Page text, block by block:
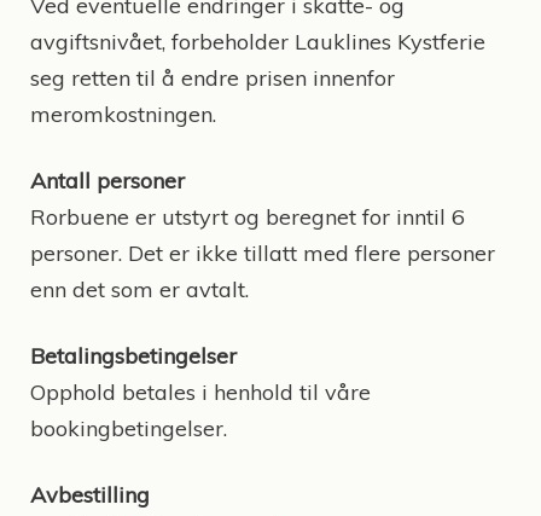
avgiftsnivået, forbeholder Lauklines Kystferie
seg retten til å endre prisen innenfor
meromkostningen.
Antall personer
Rorbuene er utstyrt og beregnet for inntil 6
personer. Det er ikke tillatt med flere personer
enn det som er avtalt.
Betalingsbetingelser
Opphold betales i henhold til våre
bookingbetingelser.
Avbestilling